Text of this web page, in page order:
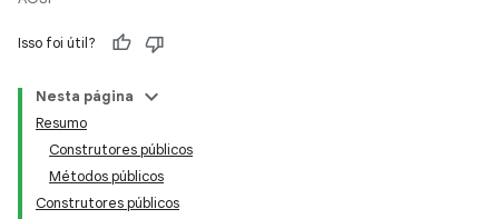
Isso foi útil?
Nesta página
Resumo
Construtores públicos
Métodos públicos
Construtores públicos